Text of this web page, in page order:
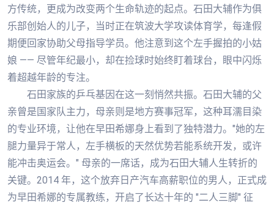
方传统，更成为改变两个生命轨迹的起点。石田大辅作为俱
乐部创始人的儿子，当时正在筑波大学攻读体育学，每逢假
期便回家协助父母指导学员。他注意到这个左手握拍的小姑
娘 —— 尽管年纪最小，却在捡球时始终盯着球台，眼中闪烁
着超越年龄的专注。
石田家族的乒乓基因在这一刻悄然共振。石田大辅的父
亲曾是国家队主力，母亲则是地方赛事冠军，这种耳濡目染
的专业环境，让他在早田希娜身上看到了独特潜力。"她的左
腿力量异于常人，左手横板的天然优势若能系统开发，或许
能冲击奥运会。" 母亲的一席话，成为石田大辅人生转折的
关键。2014 年，这个放弃日产汽车高薪职位的男人，正式成
为早田希娜的专属教练，开启了长达十年的 "二人三脚" 征